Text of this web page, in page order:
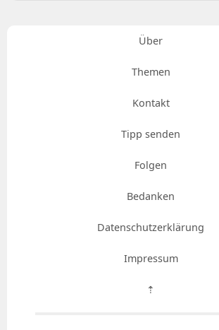
Über
Themen
Kontakt
Tipp senden
Folgen
Bedanken
Datenschutzerklärung
Impressum
⇡